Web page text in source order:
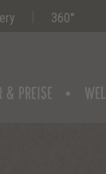
360°
PREISE